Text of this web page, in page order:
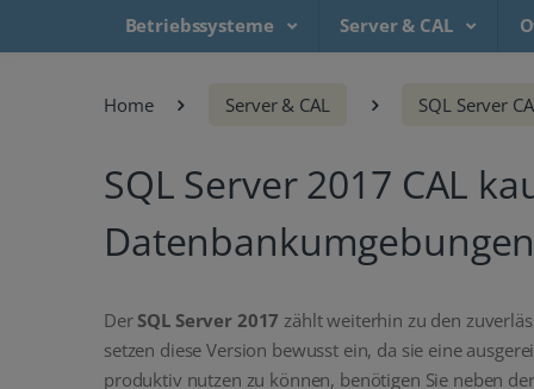
Betriebssysteme Server & CAL
Home Server & CAL SQL Server
SQL Server 2017 CAL
Datenbankumgebungen
Der SQL Server 2017 zählt weiterhin zu den
setzen diese Version bewusst ein, da sie eine
produktiv nutzen zu können, benötigen Sie neben